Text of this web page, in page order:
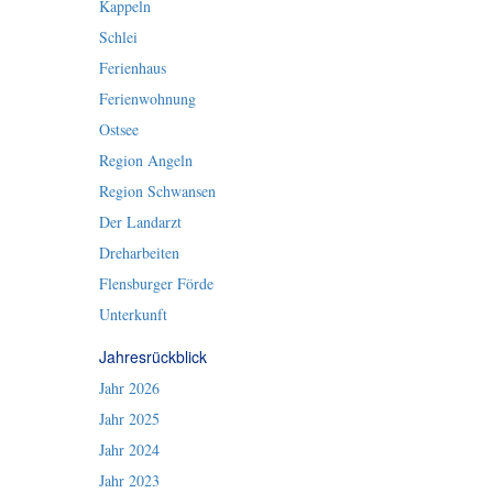
Kappeln
Schlei
Ferienhaus
Ferienwohnung
Ostsee
Region Angeln
Region Schwansen
Der Landarzt
Dreharbeiten
Flensburger Förde
Unterkunft
Jahresrückblick
Jahr 2026
Jahr 2025
Jahr 2024
Jahr 2023